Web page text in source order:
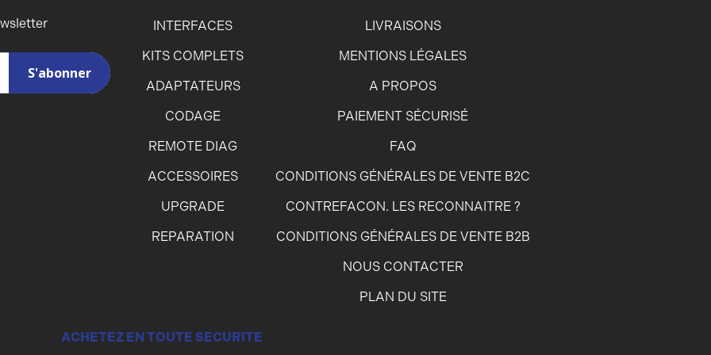
INTERFACES
KITS COMPLETS
ADAPTATEURS
CODAGE
REMOTE DIAG
ACCESSOIRES
UPGRADE
REPARATION
LIVRAISONS
MENTIONS LÉGALES
A PROPOS
PAIEMENT SÉCURISÉ
FAQ
CONDITIONS GÉNÉRALES DE VENTE B2C
CONTREFACON. LES RECONNAITRE ?
CONDITIONS GÉNÉRALES DE VENTE B2B
NOUS CONTACTER
PLAN DU SITE
ACHETEZ EN TOUTE SECURITE